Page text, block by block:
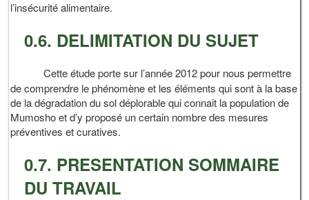
l’insécurité alimentaire.
0.6. DELIMITATION DU SUJET
Cette étude porte sur l’année 2012 pour nous permettre
de comprendre le phénomène et les éléments qui sont à la base
de la dégradation du sol déplorable qui connait la population de
Mumosho et d’y proposé un certain nombre des mesures
préventives et curatives.
0.7. PRESENTATION SOMMAIRE
DU TRAVAIL